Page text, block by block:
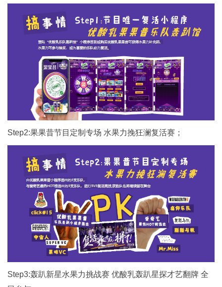
Step2:果果昔节目定制专场 水果力挽狂澜复活赛；
Step3:轰趴新星水果力挑战赛 优酸乳轰趴星探才艺翻牌 全